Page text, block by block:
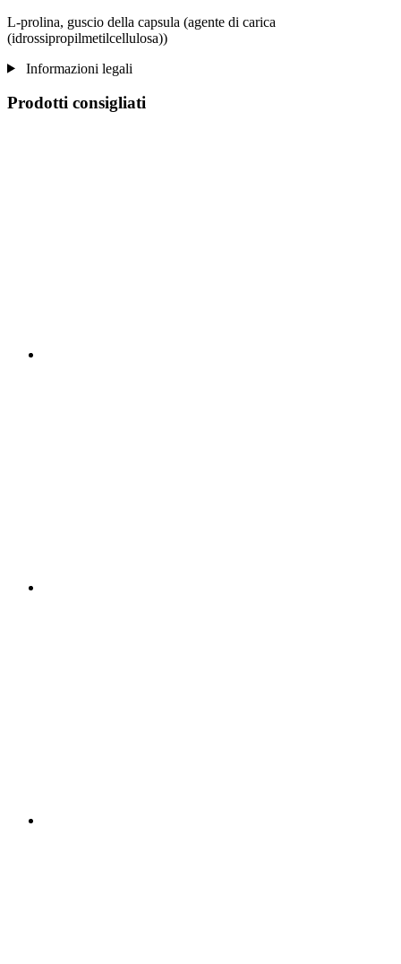
L-prolina, guscio della capsula (agente di carica
(idrossipropilmetilcellulosa))
Informazioni legali
Prodotti consigliati